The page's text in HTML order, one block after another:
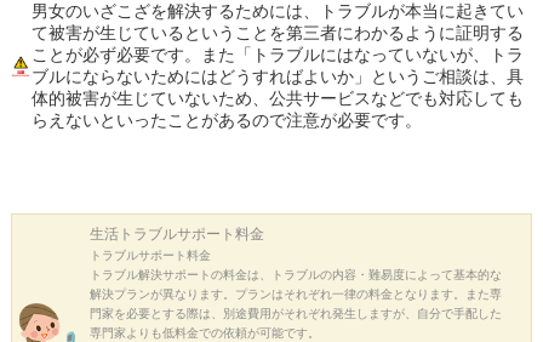
男女のいざこざを解決するためには、トラブルが本当に起きてい
て被害が生じているということを第三者にわかるように証明する
ことが必ず必要です。また「トラブルにはなっていないが、トラ
ブルにならないためにはどうすればよいか」というご相談は、具
体的被害が生じていないため、公共サービスなどでも対応しても
らえないといったことがあるので注意が必要です。
生活トラブルサポート料金
トラブルサポート料金
トラブル解決サポートの料金は、トラブルの内容・難易度によって基本的な
解決プランが異なります。プランはそれぞれ一律の料金となります。また専
門家を必要とする際は、別途費用がそれぞれ発生しますが、自分で手配した
専門家よりも低料金での依頼が可能です。